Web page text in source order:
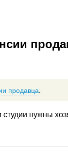
продавца.
нужны